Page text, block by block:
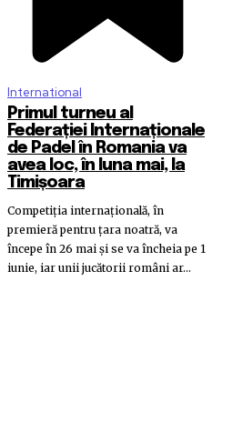
International
Primul turneu al
Federației Internaționale
de Padel în Romania va
avea loc, în luna mai, la
Timișoara
Competiția internațională, în
premieră pentru țara noatră, va
începe în 26 mai și se va încheia pe 1
iunie, iar unii jucătorii români ar...